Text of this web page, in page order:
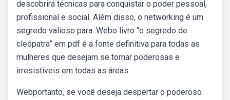
descobrirá técnicas para conquistar o poder pessoal,
profissional e social. Além disso, o networking é um
segredo valioso para. Webo livro “o segredo de
cleópatra” em pdf é a fonte definitiva para todas as
mulheres que desejam se tornar poderosas e
irresistíveis em todas as áreas.
Webportanto, se você deseja despertar o poderoso